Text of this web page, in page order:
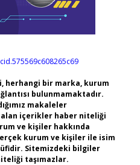
herhangi bir marka, kurum
bulunmamaktadır.
makaleler
alan içerikler haber niteliği
ve kişiler hakkında
kurum ve kişiler ile isim
Sitemizdeki bilgiler
taşımazlar.